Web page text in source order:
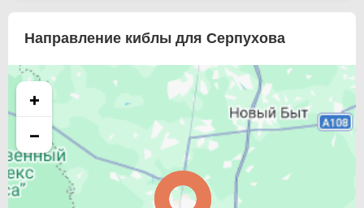
Направление киблы для Серпухова
+
−